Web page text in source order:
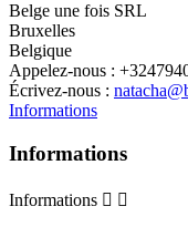
Belge une fois SRL
Bruxelles
Belgique
Appelez-nous :
Écrivez-nous :
Informations
Informations
Informations  